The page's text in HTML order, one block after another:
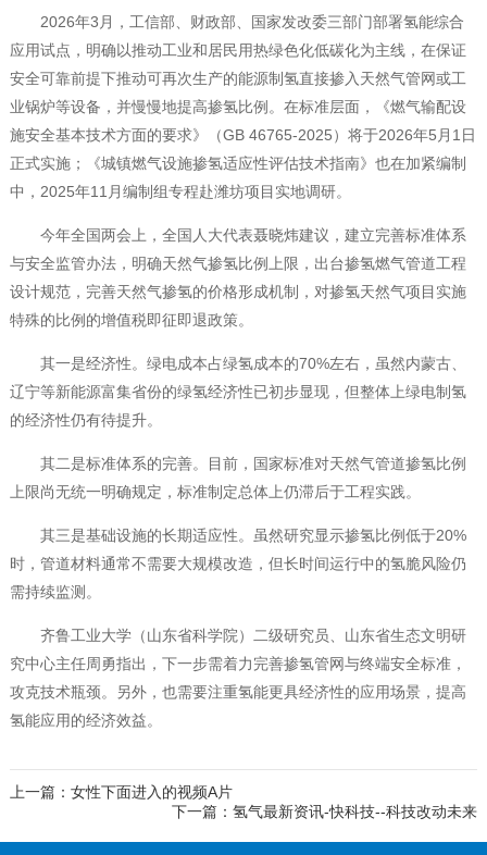
2026年3月，工信部、财政部、国家发改委三部门部署氢能综合
应用试点，明确以推动工业和居民用热绿色化低碳化为主线，在保证
安全可靠前提下推动可再次生产的能源制氢直接掺入天然气管网或工
业锅炉等设备，并慢慢地提高掺氢比例。在标准层面，《燃气输配设
施安全基本技术方面的要求》（GB 46765-2025）将于2026年5月1日
正式实施；《城镇燃气设施掺氢适应性评估技术指南》也在加紧编制
中，2025年11月编制组专程赴潍坊项目实地调研。
今年全国两会上，全国人大代表聂晓炜建议，建立完善标准体系
与安全监管办法，明确天然气掺氢比例上限，出台掺氢燃气管道工程
设计规范，完善天然气掺氢的价格形成机制，对掺氢天然气项目实施
特殊的比例的增值税即征即退政策。
其一是经济性。绿电成本占绿氢成本的70%左右，虽然内蒙古、
辽宁等新能源富集省份的绿氢经济性已初步显现，但整体上绿电制氢
的经济性仍有待提升。
其二是标准体系的完善。目前，国家标准对天然气管道掺氢比例
上限尚无统一明确规定，标准制定总体上仍滞后于工程实践。
其三是基础设施的长期适应性。虽然研究显示掺氢比例低于20%
时，管道材料通常不需要大规模改造，但长时间运行中的氢脆风险仍
需持续监测。
齐鲁工业大学（山东省科学院）二级研究员、山东省生态文明研
究中心主任周勇指出，下一步需着力完善掺氢管网与终端安全标准，
攻克技术瓶颈。另外，也需要注重氢能更具经济性的应用场景，提高
氢能应用的经济效益。
上一篇：女性下面进入的视频A片
下一篇：氢气最新资讯-快科技--科技改动未来